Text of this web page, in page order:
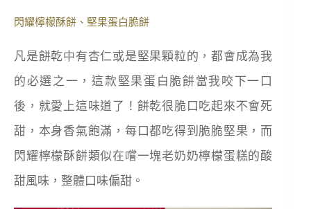
閃耀檸檬酥餅、堅果蛋白脆餅
凡是餅乾中有杏仁或是堅果顆粒的，都會成為我
的必選之一，這款堅果蛋白脆餅當我咬下一口
後，就愛上這味道了！餅乾很脆口吃起來不會死
甜，本身香氣飽滿，每口都吃得到脆脆堅果，而
閃耀檸檬酥餅類似在嚐一塊老奶奶檸檬蛋糕的酸
甜風味，整體口味偏甜。